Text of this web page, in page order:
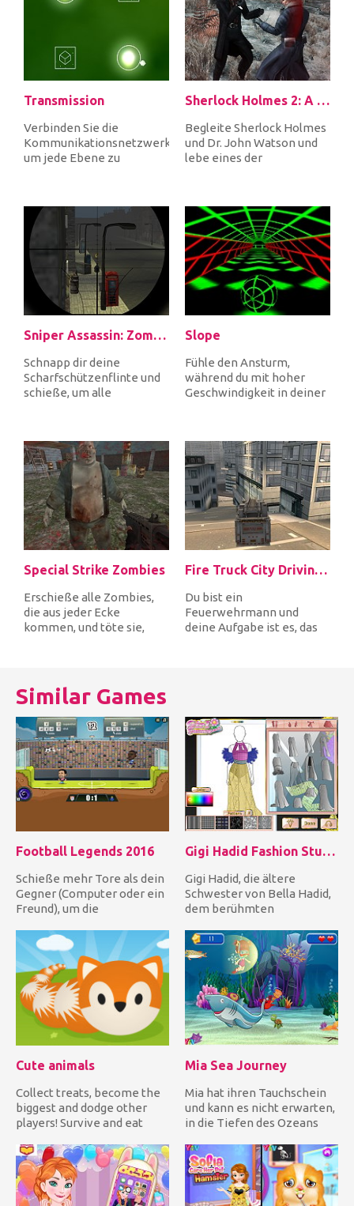
Transmission
Verbinden Sie die
Kommunikationsnetzwerke,
um jede Ebene zu
Sherlock Holmes 2: A Game of Shadows Checkmate
Begleite Sherlock Holmes
und Dr. John Watson und
lebe eines der
Sniper Assassin: Zombies
Schnapp dir deine
Scharfschützenflinte und
schieße, um alle
Slope
Fühle den Ansturm,
während du mit hoher
Geschwindigkeit in deiner
Special Strike Zombies
Erschieße alle Zombies,
die aus jeder Ecke
kommen, und töte sie,
Fire Truck City Driving Sim
Du bist ein
Feuerwehrmann und
deine Aufgabe ist es, das
Similar Games
Football Legends 2016
Schieße mehr Tore als dein
Gegner (Computer oder ein
Freund), um die
ode...
Gigi Hadid Fashion Studio
Gigi Hadid, die ältere
Schwester von Bella Hadid,
dem berühmten
niederländisch-palästin...
Cute animals
Collect treats, become the
biggest and dodge other
players! Survive and eat
Mia Sea Journey
Mia hat ihren Tauchschein
und kann es nicht erwarten,
in die Tiefen des Ozeans